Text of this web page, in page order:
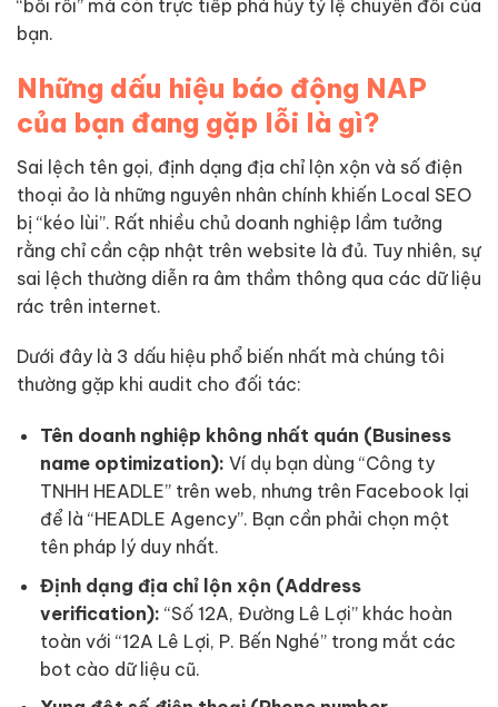
“bối rối” mà còn trực tiếp phá hủy tỷ lệ chuyển đổi của
bạn.
Những dấu hiệu báo động NAP
của bạn đang gặp lỗi là gì?
Sai lệch tên gọi, định dạng địa chỉ lộn xộn và số điện
thoại ảo là những nguyên nhân chính khiến Local SEO
bị “kéo lùi”. Rất nhiều chủ doanh nghiệp lầm tưởng
rằng chỉ cần cập nhật trên website là đủ. Tuy nhiên, sự
sai lệch thường diễn ra âm thầm thông qua các dữ liệu
rác trên internet.
Dưới đây là 3 dấu hiệu phổ biến nhất mà chúng tôi
thường gặp khi audit cho đối tác:
Tên doanh nghiệp không nhất quán (Business
name optimization): Ví dụ bạn dùng “Công ty
TNHH HEADLE” trên web, nhưng trên Facebook lại
để là “HEADLE Agency”. Bạn cần phải chọn một
tên pháp lý duy nhất.
Định dạng địa chỉ lộn xộn (Address
verification): “Số 12A, Đường Lê Lợi” khác hoàn
toàn với “12A Lê Lợi, P. Bến Nghé” trong mắt các
bot cào dữ liệu cũ.